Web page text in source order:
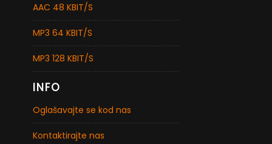
AAC 48 KBIT/S
MP3 64 KBIT/S
MP3 128 KBIT/S
INFO
Oglašavajte se kod nas
Kontaktirajte nas